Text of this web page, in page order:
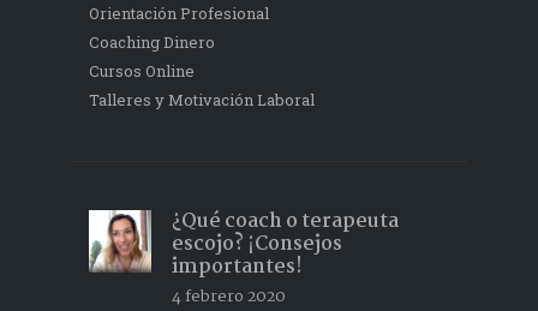
Orientación Profesional
Coaching Dinero
Cursos Online
Talleres y Motivación Laboral
¿Qué coach o terapeuta
escojo? ¡Consejos
importantes!
4 febrero 2020